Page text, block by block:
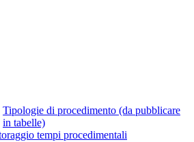
Tipologie di procedimento (da pubblicare
in tabelle)
tempi procedimentali